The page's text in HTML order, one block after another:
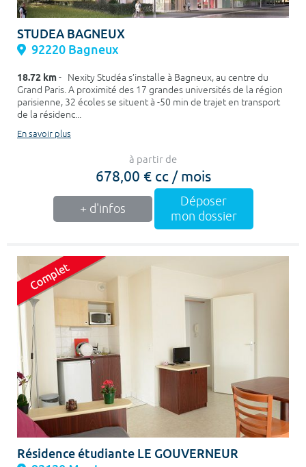
STUDEA BAGNEUX
92220 Bagneux
18.72 km- Nexity Studéa s’installe à Bagneux, au centre du
Grand Paris. A proximité des 17 grandes universités de la région
parisienne, 32 écoles se situent à -50 min de trajet en transport
de la résidenc...
En savoir plus
à partir de
678,00 € cc / mois
+ d'infos
Déposer
mon dossier
Résidence étudiante LE GOUVERNEUR